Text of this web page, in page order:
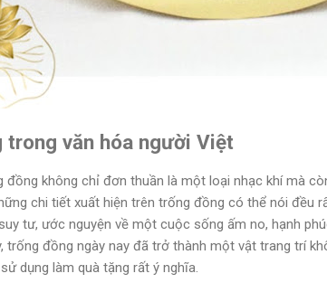
văn hóa người Việt
đồng không chỉ đơn thuần là một loại nhạc khí mà
chi tiết xuất hiện trên trống đồng có thể nói đều
tư, ước nguyện về một cuộc sống ấm no, hạnh
trống đồng ngày nay đã trở thành một vật trang trí
dụng làm quà tặng rất ý nghĩa.